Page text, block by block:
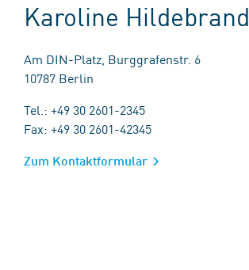
Karoline Hildebrand
Am DIN-Platz, Burggrafenstr. 6
10787 Berlin
Tel.: +49 30 2601-2345
Fax: +49 30 2601-42345
Zum Kontaktformular